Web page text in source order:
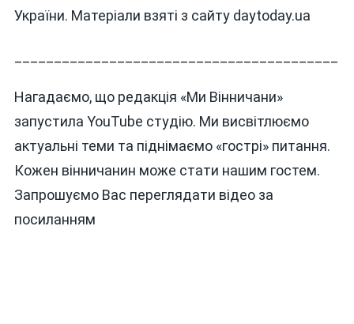
України. Матеріали взяті з сайту daytoday.ua
Нагадаємо, що редакція «Ми Вінничани»
запустила YouTube студію. Ми висвітлюємо
актуальні теми та піднімаємо «гострі» питання.
Кожен вінничанин може стати нашим гостем.
Запрошуємо Вас переглядати відео за
посиланням